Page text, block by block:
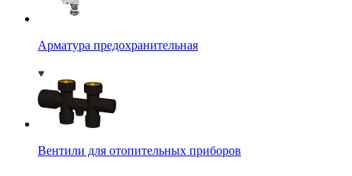
Арматура предохранительная
Вентили для отопительных приборов